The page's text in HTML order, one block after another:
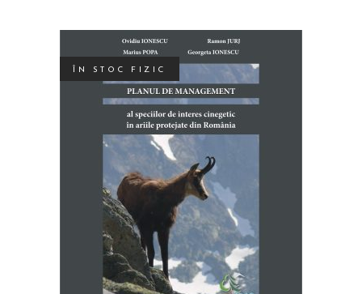
ÎN STOC FIZIC
SELECTEAZĂ OPȚIUNILE